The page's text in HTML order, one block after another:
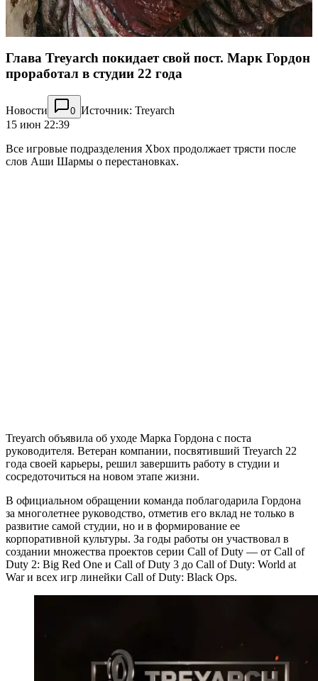
Глава Treyarch покидает свой пост. Марк Гордон
проработал в студии 22 года
Новости 0 Источник: Treyarch
15 июн 22:39
Все игровые подразделения Xbox продолжает трясти после
слов Аши Шармы о перестановках.
Treyarch объявила об уходе Марка Гордона с поста
руководителя. Ветеран компании, посвятивший Treyarch 22
года своей карьеры, решил завершить работу в студии и
сосредоточиться на новом этапе жизни.
В официальном обращении команда поблагодарила Гордона
за многолетнее руководство, отметив его вклад не только в
развитие самой студии, но и в формирование ее
корпоративной культуры. За годы работы он участвовал в
создании множества проектов серии Call of Duty — от Call of
Duty 2: Big Red One и Call of Duty 3 до Call of Duty: World at
War и всех игр линейки Call of Duty: Black Ops.